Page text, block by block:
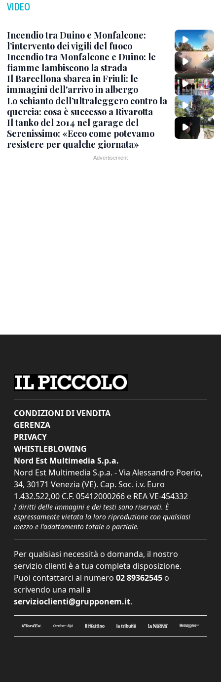
VIDEO
Incendio tra Duino e Monfalcone:
l’intervento dei vigili del fuoco
Incendio tra Monfalcone e Duino: le
fiamme lambiscono la strada
Il Barcellona sbarca in Friuli: le
immagini dell'arrivo in albergo
Lo schianto dell’ultraleggero contro la
quercia: cosa è successo a Rivarotta
Il tanko del 2014 nel garage del
Serenissimo: «Ecco come potevamo
resistere per qualche giornata»
CONDIZIONI DI VENDITA
GERENZA
PRIVACY
WHISTLEBLOWING
Nord Est Multimedia S.p.a.
Nord Est Multimedia S.p.a. - Via Alessandro Poerio,
34, 30171 Venezia (VE). Cap. Soc. i.v. Euro
1.432.522,00 C.F. 05412000266 e REA VE-454332
I diritti delle immagini e dei testi sono riservati. È
espressamente vietata la loro riproduzione con qualsiasi
mezzo e l'adattamento totale o parziale.
Per qualsiasi necessità o domanda, il nostro
servizio clienti è a tua completa disposizione.
Puoi contattarci al numero 02 89362545 o
scrivendo una mail a
servizioclienti@grupponem.it.